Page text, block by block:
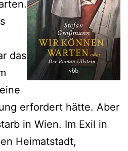
das
erfordert hätte. Aber
in Wien. Im Exil in
Heimatstadt,